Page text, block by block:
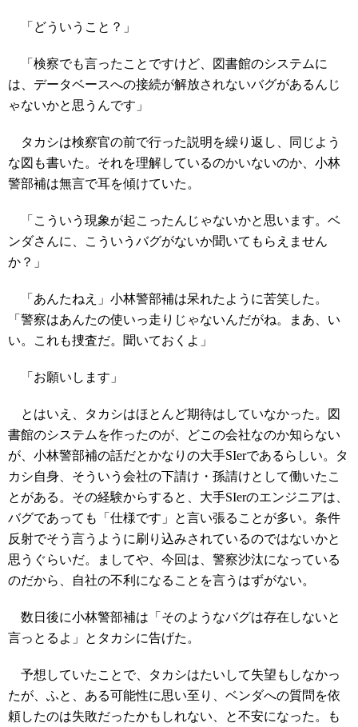
「どういうこと？」
「検察でも言ったことですけど、図書館のシステムに
は、データベースへの接続が解放されないバグがあるんじ
ゃないかと思うんです」
タカシは検察官の前で行った説明を繰り返し、同じよう
な図も書いた。それを理解しているのかいないのか、小林
警部補は無言で耳を傾けていた。
「こういう現象が起こったんじゃないかと思います。ベ
ンダさんに、こういうバグがないか聞いてもらえません
か？」
「あんたねえ」小林警部補は呆れたように苦笑した。
「警察はあんたの使いっ走りじゃないんだがね。まあ、い
い。これも捜査だ。聞いておくよ」
「お願いします」
とはいえ、タカシはほとんど期待はしていなかった。図
書館のシステムを作ったのが、どこの会社なのか知らない
が、小林警部補の話だとかなりの大手SIerであるらしい。タ
カシ自身、そういう会社の下請け・孫請けとして働いたこ
とがある。その経験からすると、大手SIerのエンジニアは、
バグであっても「仕様です」と言い張ることが多い。条件
反射でそう言うように刷り込みされているのではないかと
思うぐらいだ。ましてや、今回は、警察沙汰になっている
のだから、自社の不利になることを言うはずがない。
数日後に小林警部補は「そのようなバグは存在しないと
言っとるよ」とタカシに告げた。
予想していたことで、タカシはたいして失望もしなかっ
たが、ふと、ある可能性に思い至り、ベンダへの質問を依
頼したのは失敗だったかもしれない、と不安になった。も